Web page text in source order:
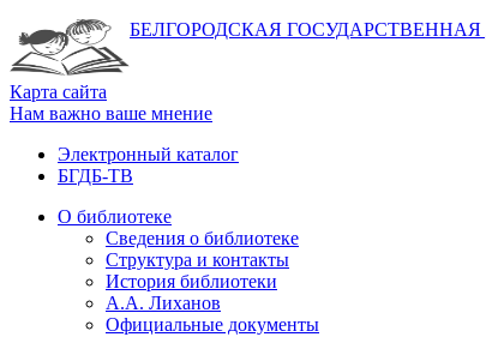
БЕЛГОРОДСКАЯ ГОСУДАРСТВЕННАЯ
Карта сайта
Нам важно ваше мнение
Электронный каталог
БГДБ-ТВ
О библиотеке
Сведения о библиотеке
Структура и контакты
История библиотеки
А.А. Лиханов
Официальные документы